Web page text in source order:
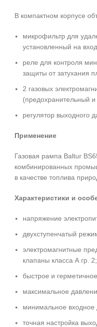
В компактном корпусе
микрофильтр для
установленный на
реле для контроля
защиты от затухания
2 газовых
(предохранительный
регулятор выходного
Применение
Газовая рампа Baltur
комбинированных
в качестве топлива
Характеристики и
напряжение
двухступенчатый
электромагнитные
клапаны класса А гр. 2;
быстрое и
максимальное
минимальное
точная настройка